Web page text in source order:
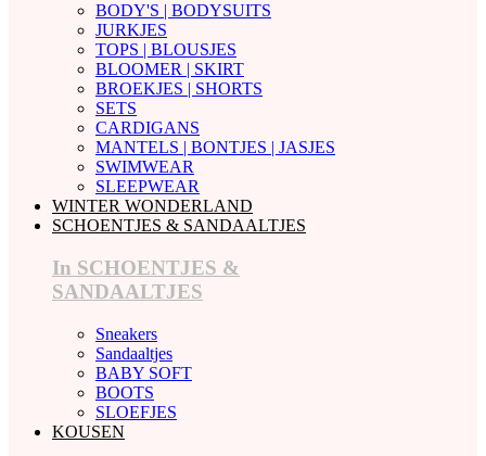
BODY'S | BODYSUITS
JURKJES
TOPS | BLOUSJES
BLOOMER | SKIRT
BROEKJES | SHORTS
SETS
CARDIGANS
MANTELS | BONTJES | JASJES
SWIMWEAR
SLEEPWEAR
WINTER WONDERLAND
SCHOENTJES & SANDAALTJES
In SCHOENTJES &
SANDAALTJES
Sneakers
Sandaaltjes
BABY SOFT
BOOTS
SLOEFJES
KOUSEN